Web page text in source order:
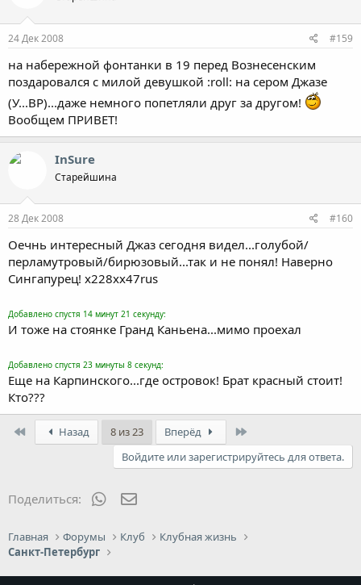
на набережной фонтанки в 19 перед Вознесенским
поздаровался с милой девушкой :roll: на сером Джазе
(У...ВР)...даже немного попетляли друг за другом!
Вообщем ПРИВЕТ!
InSure
Оечнь интересный Джаз сегодня видел...голубой/
перламутровый/бирюзовый...так и не понял! Наверно
Сингапурец! x228xx47rus
Добавлено спустя 14 минут 21 секунду:
И тоже на стоянке Гранд Каньена...мимо проехал
Добавлено спустя 23 минуты 8 секунд:
Еще на Карпинского...где островок! Брат красный стоит!
Кто???
First Назад 8 из 23 Вперёд
Last
Войдите или зарегистрируйтесь для ответа.
WhatsApp
Главная Форумы